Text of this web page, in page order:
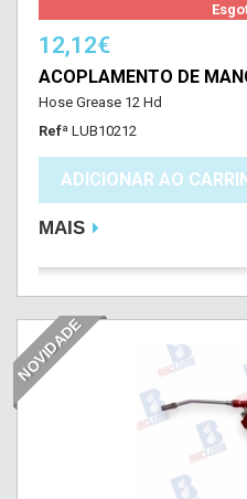
12,12€
ACOPLAMENTO DE
Hose Grease 12 Hd
Refª LUB10212
ADICIONAR AO
MAIS
NOVIDADE